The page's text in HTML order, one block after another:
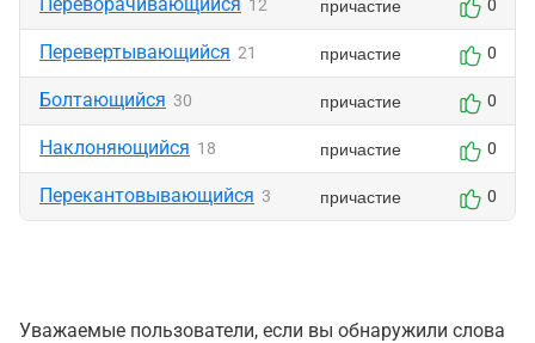
12 причастие 0
Перевертывающийся 21 причастие 0
Болтающийся 30 причастие 0
Наклоняющийся 18 причастие 0
Перекантовывающийся 3 причастие 0
Уважаемые пользователи, если вы обнаружили слова